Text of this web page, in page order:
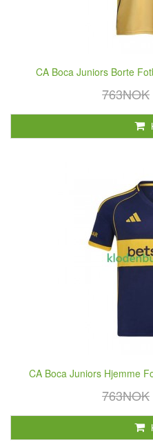
CA Boca Juniors Borte
763NOK
CA Boca Juniors Hjemme
763NOK